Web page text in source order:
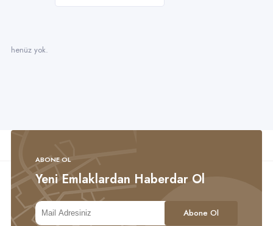
henüz yok.
ABONE OL
Yeni Emlaklardan Haberdar Ol